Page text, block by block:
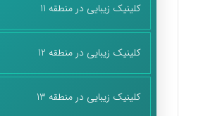
کلینیک زیبایی در منطقه 11
کلینیک زیبایی در منطقه 12
کلینیک زیبایی در منطقه 13